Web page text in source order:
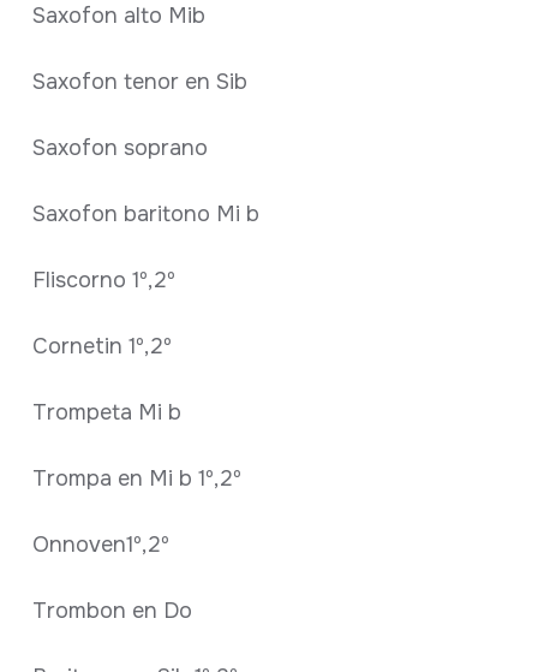
Saxofon alto Mib
Saxofon tenor en Sib
Saxofon soprano
Saxofon baritono Mi b
Fliscorno 1º,2º
Cornetin 1º,2º
Trompeta Mi b
Trompa en Mi b 1º,2º
Onnoven1º,2º
Trombon en Do